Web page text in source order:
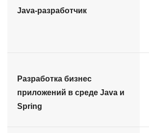
Java-разработчик
Разработка бизнес
приложений в среде Java и
Spring